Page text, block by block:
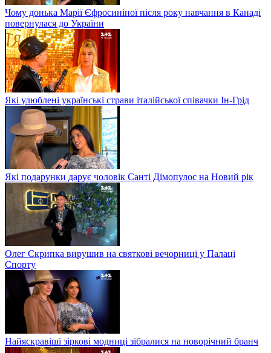
Чому донька Марії Єфросиніної після року навчання в Канаді
повернулася до України
Які улюблені українські страви італійської співачки Ін-Грід
Які подарунки дарує чоловік Санті Дімопулос на Новий рік
Олег Скрипка вирушив на святкові вечорниці у Палаці
Спорту
Найяскравіші зіркові модниці зібралися на новорічний бранч